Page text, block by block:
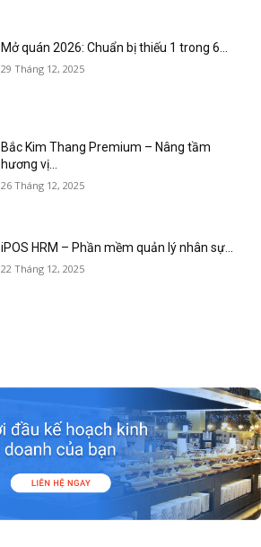
Mở quán 2026: Chuẩn bị thiếu 1 trong 6...
29 Tháng 12, 2025
Bắc Kim Thang Premium – Nâng tầm
hương vị...
26 Tháng 12, 2025
iPOS HRM – Phần mềm quản lý nhân sự...
22 Tháng 12, 2025